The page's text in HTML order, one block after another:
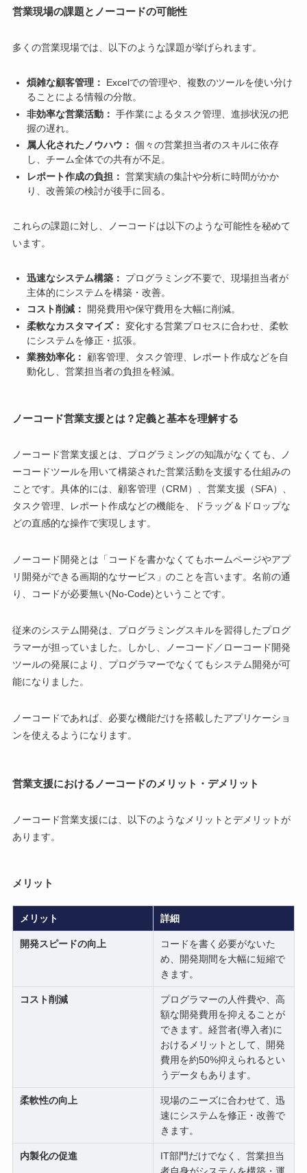
営業現場の課題とノーコードの可能性
多くの営業現場では、以下のような課題が挙げられます。
煩雑な顧客管理：
Excelでの管理や、複数のツールを使い分け
ることによる情報の分散。
非効率な営業活動： 手作業によるタスク管理、進捗状況の把
握の遅れ。
属人化されたノウハウ： 個々の営業担当者のスキルに依存
し、チーム全体での共有が不足。
レポート作成の負担： 営業実績の集計や分析に時間がかか
り、改善策の検討が後手に回る。
これらの課題に対し、ノーコードは以下のような可能性を秘めて
います。
迅速なシステム構築：
プログラミング不要で、現場担当者が
主体的にシステムを構築・改善。
コスト削減：
開発費用や保守費用を大幅に削減。
柔軟なカスタマイズ： 変化する営業プロセスに合わせ、柔軟
にシステムを修正・拡張。
業務効率化：
顧客管理、タスク管理、レポート作成などを自
動化し、営業担当者の負担を軽減。
ノーコード営業支援とは？定義と基本を理解する
ノーコード営業支援とは、プログラミングの知識がなくても、ノ
ーコードツールを用いて構築された営業活動を支援する仕組みの
ことです。具体的には、顧客管理（CRM）、営業支援（SFA）、
タスク管理、レポート作成などの機能を、ドラッグ＆ドロップな
どの直感的な操作で実現します。
ノーコード開発とは「コードを書かなくてもホームページやアプ
リ開発ができる画期的なサービス」のことを言います。名前の通
り、コードが必要無い(No-Code)ということです。
従来のシステム開発は、プログラミングスキルを習得したプログ
ラマーが担っていました。しかし、ノーコード／ローコード開発
ツールの発展により、プログラマーでなくてもシステム開発が可
能になりました。
ノーコードであれば、必要な機能だけを搭載したアプリケーショ
ンを使えるようになります。
営業支援におけるノーコードのメリット・デメリット
ノーコード営業支援には、以下のようなメリットとデメリットが
あります。
メリット
メリット 詳細
開発スピードの向上
コードを書く必要がないた
め、開発期間を大幅に短縮で
きます。
コスト削減
プログラマーの人件費や、高
額な開発費用を抑えることが
できます。経営者(導入者)に
おけるメリットとして、開発
費用を約50%抑えられるとい
うデータもあります。
柔軟性の向上
現場のニーズに合わせて、迅
速にシステムを修正・改善で
きます。
内製化の促進
IT部門だけでなく、営業担当
者自身がシステムを構築・運